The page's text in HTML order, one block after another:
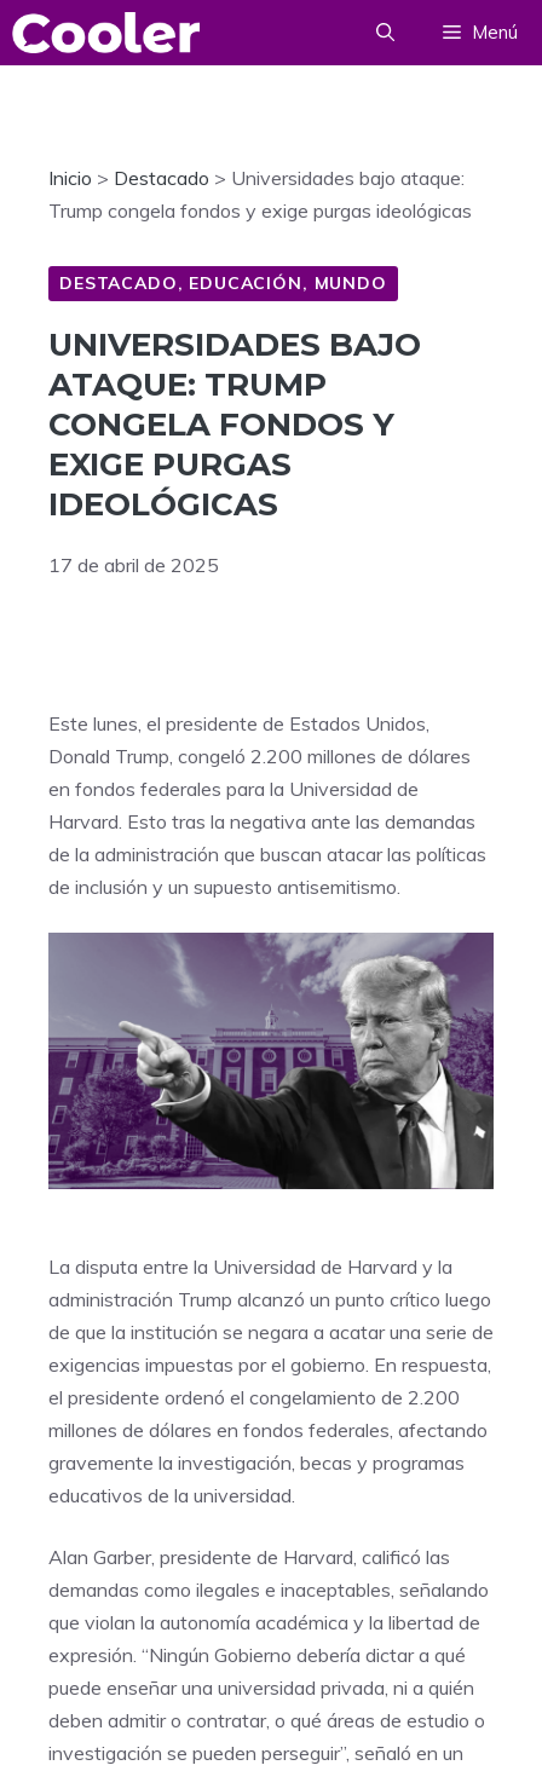
Saltar
al
Menú
Inicio > Destacado > Universidades bajo ataque:
Trump congela fondos y exige purgas ideológicas
DESTACADO, EDUCACIÓN, MUNDO
UNIVERSIDADES BAJO
ATAQUE: TRUMP
CONGELA FONDOS Y
EXIGE PURGAS
IDEOLÓGICAS
17 de abril de 2025
Este lunes, el presidente de Estados Unidos,
Donald Trump, congeló 2.200 millones de dólares
en fondos federales para la Universidad de
Harvard. Esto tras la negativa ante las demandas
de la administración que buscan atacar las políticas
de inclusión y un supuesto antisemitismo.
La disputa entre la Universidad de Harvard y la
administración Trump alcanzó un punto crítico luego
de que la institución se negara a acatar una serie de
exigencias impuestas por el gobierno. En respuesta,
el presidente ordenó el congelamiento de 2.200
millones de dólares en fondos federales, afectando
gravemente la investigación, becas y programas
educativos de la universidad.
Alan Garber, presidente de Harvard, calificó las
demandas como ilegales e inaceptables, señalando
que violan la autonomía académica y la libertad de
expresión. “Ningún Gobierno debería dictar a qué
puede enseñar una universidad privada, ni a quién
deben admitir o contratar, o qué áreas de estudio o
investigación se pueden perseguir”, señaló en un